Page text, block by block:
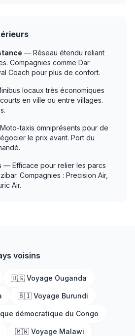
— Réseau étendu reliant
Compagnies comme Dar
Coach pour plus de confort.
locaux très économiques
en ville ou entre villages.
taxis omniprésents pour de
le prix avant. Port du
— Efficace pour relier les parcs
Compagnies : Precision Air,
Air.
voisins
🇺🇬 Voyage Ouganda
🇧🇮 Voyage Burundi
démocratique du Congo
🇲🇼 Voyage Malawi